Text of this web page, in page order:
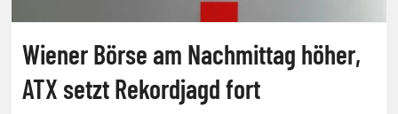
Wiener Börse am Nachmittag höher,
ATX setzt Rekordjagd fort